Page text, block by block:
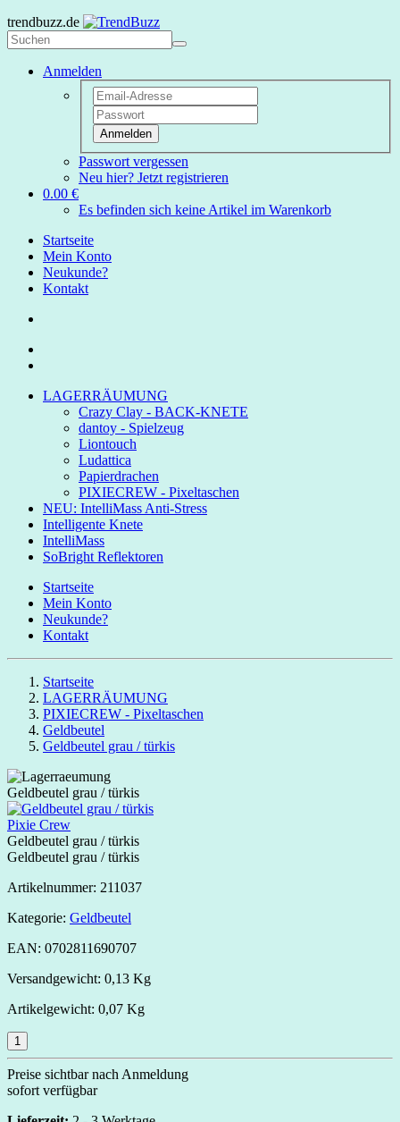
trendbuzz.de
Anmelden
Anmelden
Passwort vergessen
Neu hier? Jetzt registrieren
0.00 €
Es befinden sich keine Artikel im Warenkorb
Startseite
Mein Konto
Neukunde?
Kontakt
LAGERRÄUMUNG
Crazy Clay - BACK-KNETE
dantoy - Spielzeug
Liontouch
Ludattica
Papierdrachen
PIXIECREW - Pixeltaschen
NEU: IntelliMass Anti-Stress
Intelligente Knete
IntelliMass
SoBright Reflektoren
Startseite
Mein Konto
Neukunde?
Kontakt
Startseite
LAGERRÄUMUNG
PIXIECREW - Pixeltaschen
Geldbeutel
Geldbeutel grau / türkis
Geldbeutel grau / türkis
Pixie Crew
Geldbeutel grau / türkis
Geldbeutel grau / türkis
Artikelnummer: 211037
Kategorie: Geldbeutel
EAN: 0702811690707
Versandgewicht: 0,13 Kg
Artikelgewicht: 0,07 Kg
Preise sichtbar nach Anmeldung
sofort verfügbar